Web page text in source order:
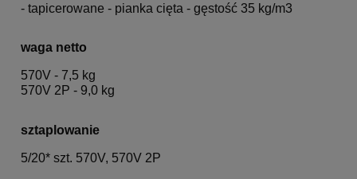
- tapicerowane - pianka cięta - gęstość 35 kg/m3
waga netto
570V - 7,5 kg
570V 2P - 9,0 kg
sztaplowanie
5/20* szt. 570V, 570V 2P